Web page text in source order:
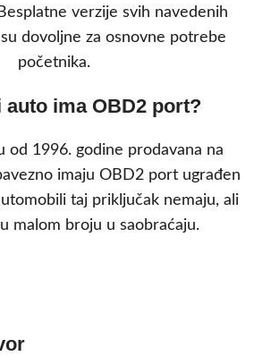
verzije svih navedenih
dovoljne za osnovne potrebe
početnika.
auto ima OBD2 port?
od 1996. godine prodavana na
imaju OBD2 port ugrađen
taj priključak nemaju, ali
malom broju u saobraćaju.